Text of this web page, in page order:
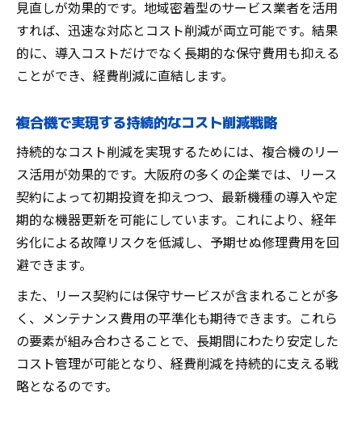
見直しが効果的です。地域密着型のサービス業者を活用
すれば、迅速な対応とコスト削減が両立可能です。結果
的に、導入コストだけでなく長期的な保守費用も抑える
ことができ、経費削減に直結します。
複合機で実現する持続的なコスト削減戦略
持続的なコスト削減を実現するためには、複合機のリー
ス活用が効果的です。大阪府の多くの企業では、リース
契約によって初期投資を抑えつつ、最新機種の導入や定
期的な機器更新を可能にしています。これにより、経年
劣化による故障リスクを低減し、予期せぬ修理費用を回
避できます。
また、リース契約には保守サービスが含まれることが多
く、メンテナンス費用の平準化も期待できます。これら
の要素が組み合わさることで、長期間にわたり安定した
コスト管理が可能となり、経費削減を持続的に支える戦
略となるのです。